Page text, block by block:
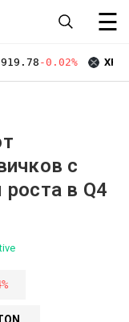
☰
-0.02% XRP
с
в Q4